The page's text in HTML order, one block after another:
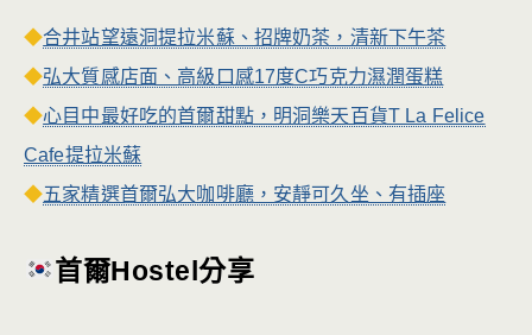
◆合井站望遠洞提拉米蘇、招牌奶茶，清新下午茶
◆弘大質感店面、高級口感17度C巧克力濕潤蛋糕
◆心目中最好吃的首爾甜點，明洞樂天百貨T La Felice
Cafe提拉米蘇
◆五家精選首爾弘大咖啡廳，安靜可久坐、有插座
首爾Hostel分享